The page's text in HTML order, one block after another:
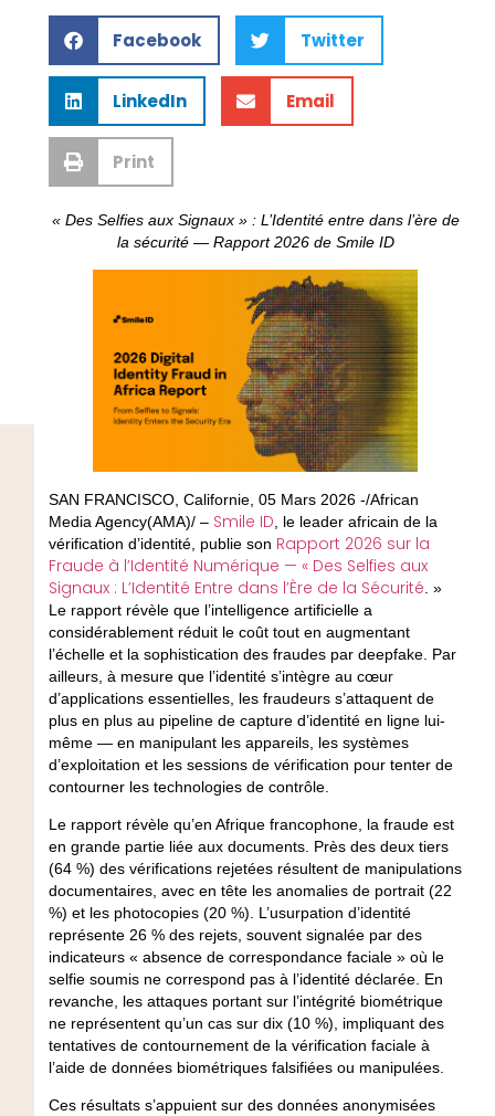
Facebook Twitter
LinkedIn Email
Print
« Des Selfies aux Signaux » : L’Identité entre dans l’ère de
la sécurité — Rapport 2026 de Smile ID
SAN FRANCISCO, Californie, 05 Mars 2026 -/African
Media Agency(AMA)/ – Smile ID , le leader africain de la
vérification d’identité, publie son Rapport 2026 sur la
Fraude à l’Identité Numérique — « Des Selfies aux
Signaux : L’Identité Entre dans l’Ère de la Sécurité . »
Le rapport révèle que l’intelligence artificielle a
considérablement réduit le coût tout en augmentant
l’échelle et la sophistication des fraudes par deepfake. Par
ailleurs, à mesure que l’identité s’intègre au cœur
d’applications essentielles, les fraudeurs s’attaquent de
plus en plus au pipeline de capture d’identité en ligne lui-
même — en manipulant les appareils, les systèmes
d’exploitation et les sessions de vérification pour tenter de
contourner les technologies de contrôle.
Le rapport révèle qu’en Afrique francophone, la fraude est
en grande partie liée aux documents. Près des deux tiers
(64 %) des vérifications rejetées résultent de manipulations
documentaires, avec en tête les anomalies de portrait (22
%) et les photocopies (20 %). L’usurpation d’identité
représente 26 % des rejets, souvent signalée par des
indicateurs « absence de correspondance faciale » où le
selfie soumis ne correspond pas à l’identité déclarée. En
revanche, les attaques portant sur l’intégrité biométrique
ne représentent qu’un cas sur dix (10 %), impliquant des
tentatives de contournement de la vérification faciale à
l’aide de données biométriques falsifiées ou manipulées.
Ces résultats s’appuient sur des données anonymisées